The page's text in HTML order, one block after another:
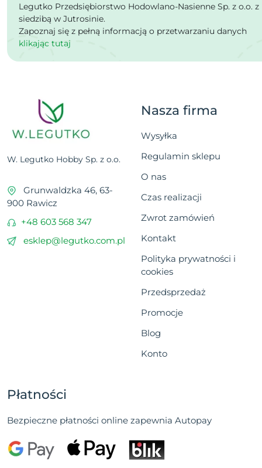
Legutko Przedsiębiorstwo Hodowlano-Nasienne Sp. z o.o. z
siedzibą w Jutrosinie.
Zapoznaj się z pełną informacją o przetwarzaniu danych
klikając tutaj
W. Legutko Hobby Sp. z o.o.
Grunwaldzka 46, 63-
900 Rawicz
+48 603 568 347
esklep@legutko.com.pl
Nasza firma
Wysyłka
Regulamin sklepu
O nas
Czas realizacji
Zwrot zamówień
Kontakt
Polityka prywatności i
cookies
Przedsprzedaż
Promocje
Blog
Konto
Płatności
Bezpieczne płatności online zapewnia Autopay